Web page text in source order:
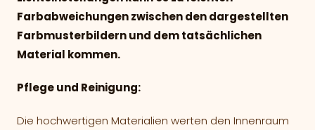
Farbabweichungen zwischen den dargestellten
Farbmusterbildern und dem tatsächlichen
Material kommen.
Pflege und Reinigung:
Die hochwertigen Materialien werten den Innenraum